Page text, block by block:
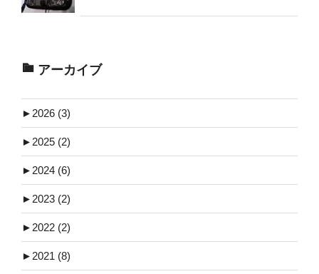
アーカイブ
► 2026 (3)
► 2025 (2)
► 2024 (6)
► 2023 (2)
► 2022 (2)
► 2021 (8)